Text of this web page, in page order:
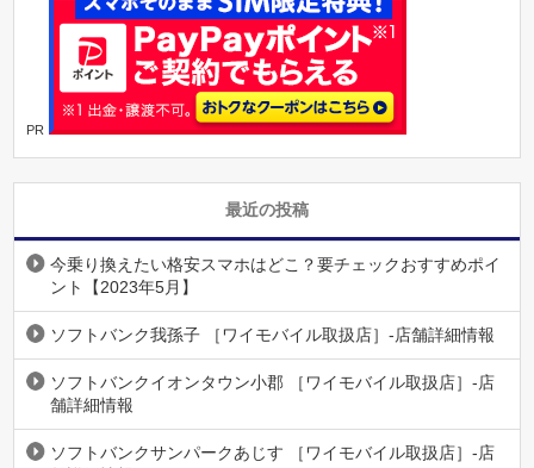
PR
最近の投稿
今乗り換えたい格安スマホはどこ？要チェックおすすめポイ
ント【2023年5月】
ソフトバンク我孫子 ［ワイモバイル取扱店］-店舗詳細情報
ソフトバンクイオンタウン小郡 ［ワイモバイル取扱店］-店
舗詳細情報
ソフトバンクサンパークあじす ［ワイモバイル取扱店］-店